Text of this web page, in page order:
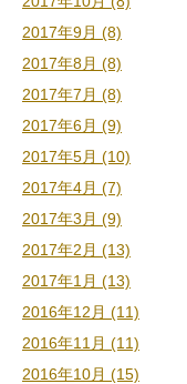
2017年9月 (8)
2017年8月 (8)
2017年7月 (8)
2017年6月 (9)
2017年5月 (10)
2017年4月 (7)
2017年3月 (9)
2017年2月 (13)
2017年1月 (13)
2016年12月 (11)
2016年11月 (11)
2016年10月 (15)